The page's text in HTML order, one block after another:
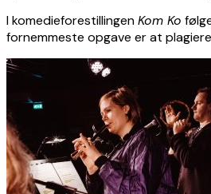
I komedieforestillingenKom Ko
fornemmeste opgave er at